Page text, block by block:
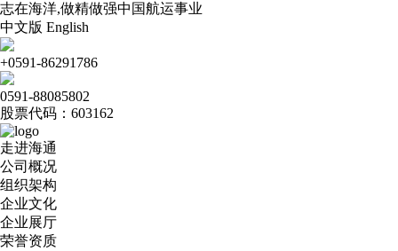
志在海洋,做精做强中国航运事业
中文版 English
+0591-86291786
0591-88085802
股票代码：603162
走进海通
公司概况
组织架构
企业文化
企业展厅
荣誉资质